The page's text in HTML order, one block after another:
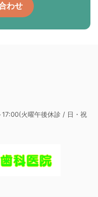
わせ
火曜午後休診 / 日・祝